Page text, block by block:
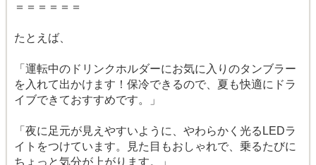
＝＝＝＝＝＝
たとえば、
「運転中のドリンクホルダーにお気に入りのタンブラー
を入れて出かけます！保冷できるので、夏も快適にドラ
イブできておすすめです。」
「夜に足元が見えやすいように、やわらかく光るLEDラ
イトをつけています。見た目もおしゃれで、乗るたびに
ちょっと気分が上がります。」